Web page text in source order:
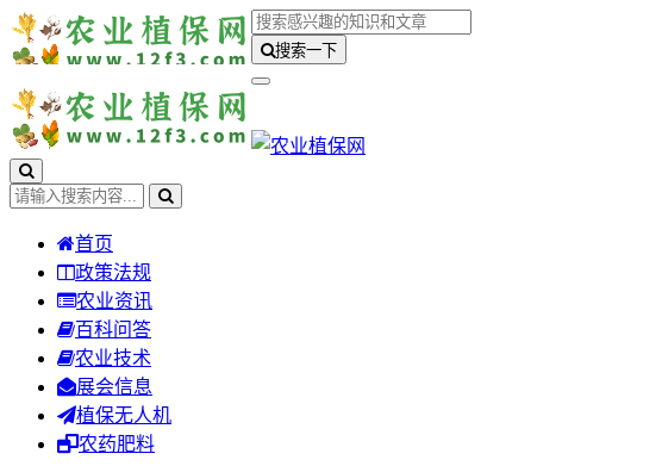
搜索一下
首页
政策法规
农业资讯
百科问答
农业技术
展会信息
植保无人机
农药肥料